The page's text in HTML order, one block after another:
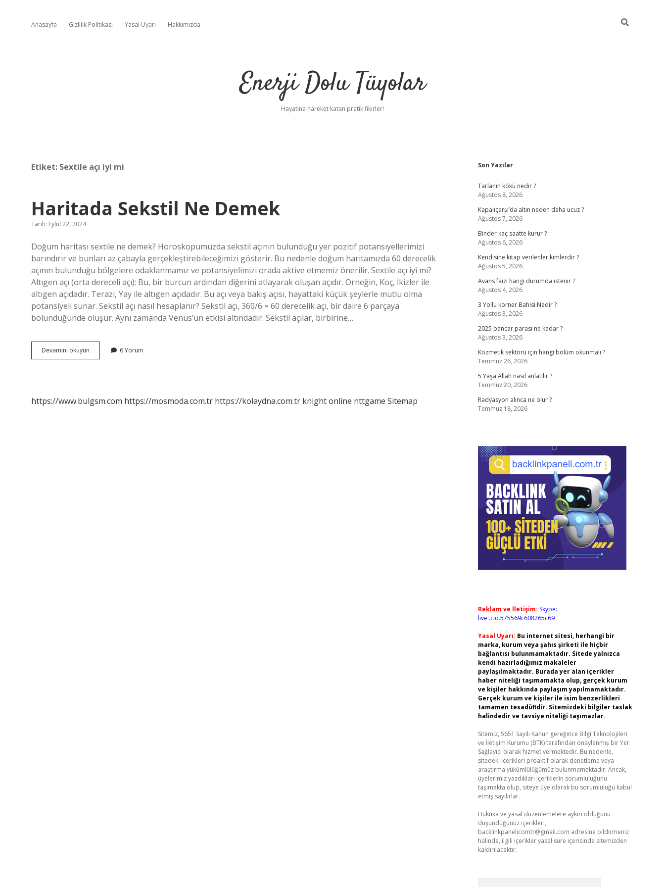
Anasayfa Gizlilik Politikası Yasal Uyarı Hakkımızda
Enerji Dolu Tüyolar
Hayatına hareket katan pratik fikirler!
Etiket: Sextile açı iyi mi
Haritada Sekstil Ne Demek
Tarih: Eylül 22, 2024
Doğum haritası sextile ne demek? Horoskopumuzda sekstil açının bulunduğu yer pozitif potansiyellerimizi
barındırır ve bunları az çabayla gerçekleştirebileceğimizi gösterir. Bu nedenle doğum haritamızda 60 derecelik
açının bulunduğu bölgelere odaklanmamız ve potansiyelimizi orada aktive etmemiz önerilir. Sextile açı iyi mi?
Altıgen açı (orta dereceli açı): Bu, bir burcun ardından diğerini atlayarak oluşan açıdır. Örneğin, Koç, İkizler ile
altıgen açıdadır. Terazi, Yay ile altıgen açıdadır. Bu açı veya bakış açısı, hayattaki küçük şeylerle mutlu olma
potansiyeli sunar. Sekstil açı nasıl hesaplanır? Sekstil açı, 360/6 = 60 derecelik açı, bir daire 6 parçaya
bölündüğünde oluşur. Aynı zamanda Venüs’ün etkisi altındadır. Sekstil açılar, birbirine…
Devamını okuyun Haritada
Sekstil
6 Yorum
https://www.bulgsm.com https://mosmoda.com.tr https://kolaydna.com.tr knight online nttgame Sitemap
Sidebar
Son Yazılar
Tarlanın kökü nedir ?
Ağustos 8, 2026
Kapalıçarşı’da altın neden daha ucuz ?
Ağustos 7, 2026
Binder kaç saatte kurur ?
Ağustos 6, 2026
Kendisine kitap verilenler kimlerdir ?
Ağustos 5, 2026
Avans faizi hangi durumda istenir ?
Ağustos 4, 2026
3 Yollu korner Bahisi Nedir ?
Ağustos 3, 2026
2025 pancar parası ne kadar ?
Ağustos 3, 2026
Kozmetik sektörü için hangi bölüm okunmalı ?
Temmuz 26, 2026
5 Yaşa Allah nasıl anlatılır ?
Temmuz 20, 2026
Radyasyon alınca ne olur ?
Temmuz 18, 2026
Reklam ve İletişim: Skype:
live:.cid.575569c608265c69
Yasal Uyarı: Bu internet sitesi, herhangi bir
marka, kurum veya şahıs şirketi ile hiçbir
bağlantısı bulunmamaktadır. Sitede yalnızca
kendi hazırladığımız makaleler
paylaşılmaktadır. Burada yer alan içerikler
haber niteliği taşımamakta olup, gerçek kurum
ve kişiler hakkında paylaşım yapılmamaktadır.
Gerçek kurum ve kişiler ile isim benzerlikleri
tamamen tesadüfidir. Sitemizdeki bilgiler taslak
halindedir ve tavsiye niteliği taşımazlar.
Sitemiz, 5651 Sayılı Kanun gereğince Bilgi Teknolojileri
ve İletişim Kurumu (BTK) tarafından onaylanmış bir Yer
Sağlayıcı olarak hizmet vermektedir. Bu nedenle,
sitedeki içerikleri proaktif olarak denetleme veya
araştırma yükümlülüğümüz bulunmamaktadır. Ancak,
üyelerimiz yazdıkları içeriklerin sorumluluğunu
taşımakta olup, siteye üye olarak bu sorumluluğu kabul
etmiş sayılırlar.
Hukuka ve yasal düzenlemelere aykırı olduğunu
düşündüğünüz içerikleri,
backlinkpanelicomtr@gmail.com adresine bildirmeniz
halinde, ilgili içerikler yasal süre içerisinde sitemizden
kaldırılacaktır.
ilbet güncel giriş adresi